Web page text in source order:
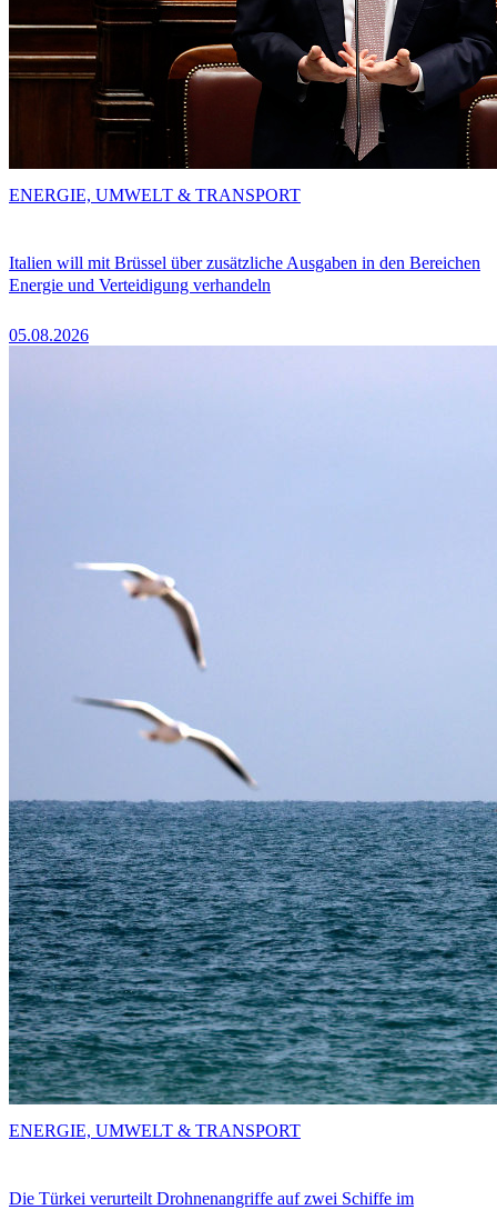
Italien will mit Brüssel über zusätzliche Ausgaben in den Bereichen
Energie und Verteidigung verhandeln
05.08.2026
ENERGIE, UMWELT & TRANSPORT
Die Türkei verurteilt Drohnenangriffe auf zwei Schiffe im
ENERGIE, UMWELT & TRANSPORT